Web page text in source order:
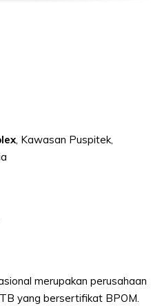
, Kawasan Puspitek,
merupakan perusahaan
yang bersertifikat BPOM.